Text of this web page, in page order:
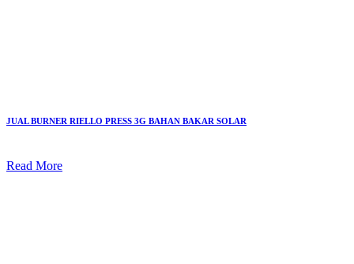
JUAL BURNER RIELLO PRESS 3G BAHAN BAKAR SOLAR
Read More